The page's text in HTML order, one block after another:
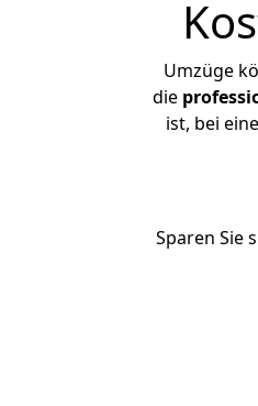
Umzüge
die
ist, bei
Sparen Sie